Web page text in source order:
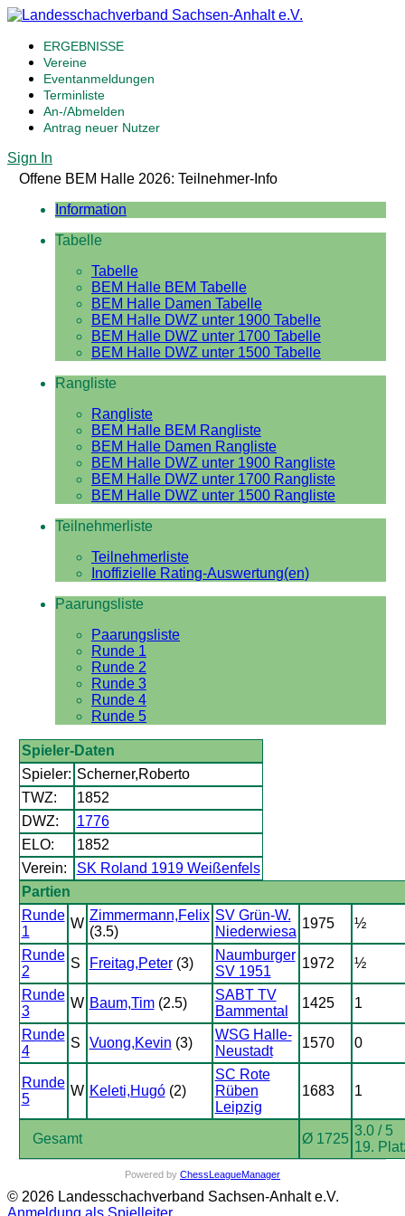
ERGEBNISSE
Vereine
Eventanmeldungen
Terminliste
An-/Abmelden
Antrag neuer Nutzer
Sign In
Offene BEM Halle 2026: Teilnehmer-Info
Information
Tabelle
Tabelle
BEM Halle BEM Tabelle
BEM Halle Damen Tabelle
BEM Halle DWZ unter 1900 Tabelle
BEM Halle DWZ unter 1700 Tabelle
BEM Halle DWZ unter 1500 Tabelle
Rangliste
Rangliste
BEM Halle BEM Rangliste
BEM Halle Damen Rangliste
BEM Halle DWZ unter 1900 Rangliste
BEM Halle DWZ unter 1700 Rangliste
BEM Halle DWZ unter 1500 Rangliste
Teilnehmerliste
Teilnehmerliste
Inoffizielle Rating-Auswertung(en)
Paarungsliste
Paarungsliste
Runde 1
Runde 2
Runde 3
Runde 4
Runde 5
Spieler-Daten
Spieler: Scherner,Roberto
TWZ:
1852
DWZ:
1776
ELO:
1852
Verein:
SK Roland 1919 Weißenfels
Partien
Runde
1
W
Zimmermann,Felix
(3.5)
SV Grün-W.
Niederwiesa
1975 ½
Runde
2
S Freitag,Peter(3)
Naumburger
SV 1951
1972 ½
Runde
3
W Baum,Tim(2.5)
SABT TV
Bammental
1425 1
Runde
4
S Vuong,Kevin (3)
WSG Halle-
Neustadt
1570 0
Runde
5
W Keleti,Hugó(2)
SC Rote
Rüben
Leipzig
1683 1
Gesamt Ø 1725
3.0 / 5
19.
Powered by ChessLeagueManager
© 2026 Landesschachverband Sachsen-Anhalt e.V.
Anmeldung als Spielleiter